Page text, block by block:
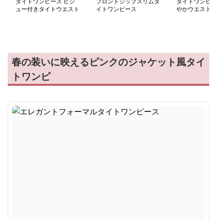
ュー付きタイトウエスト
イトワンピース
やかウエスト
春の装いに映えるピンクのジャケット風タイ
トワンピ